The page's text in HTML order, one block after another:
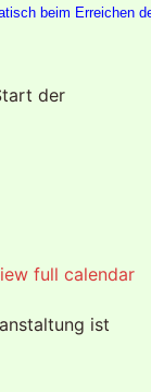
beim Erreichen
der
full calendar
ist